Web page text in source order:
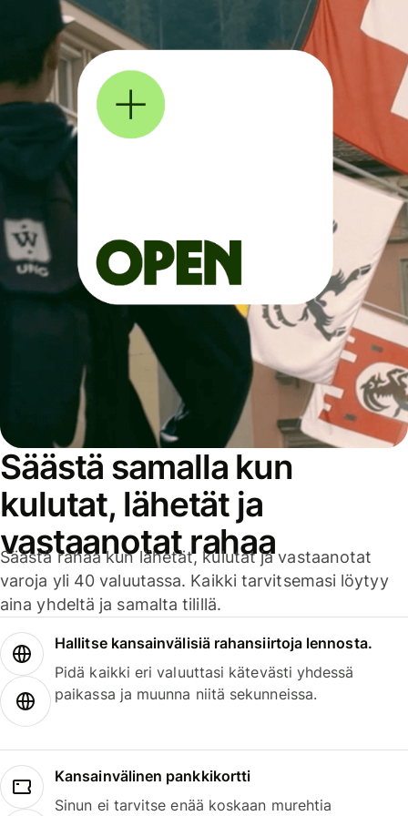
Säästä samalla kun
kulutat, lähetät ja
vastaanotat rahaa
Säästä rahaa kun lähetät, kulutat ja vastaanotat
varoja yli 40 valuutassa. Kaikki tarvitsemasi löytyy
aina yhdeltä ja samalta tilillä.
Hallitse kansainvälisiä rahansiirtoja lennosta.
Pidä kaikki eri valuuttasi kätevästi yhdessä
paikassa ja muunna niitä sekunneissa.
Kansainvälinen pankkikortti
Sinun ei tarvitse enää koskaan murehtia